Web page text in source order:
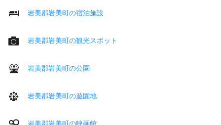
岩美郡岩美町の宿泊施設
岩美郡岩美町の観光スポット
岩美郡岩美町の公園
岩美郡岩美町の遊園地
岩美郡岩美町の映画館